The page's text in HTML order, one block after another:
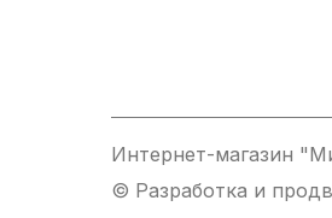
Интернет-магазин
© Разработка и